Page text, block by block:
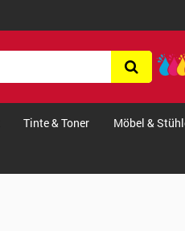
Tinte & Toner Möbel &